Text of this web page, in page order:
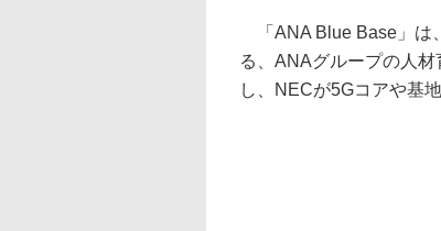
「ANA Blue Base」は
る、ANAグループの人
し、NECが5Gコアや基